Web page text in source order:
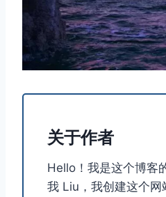
关于作者
Hello！我是这个博客
我 Liu，我创建这个网